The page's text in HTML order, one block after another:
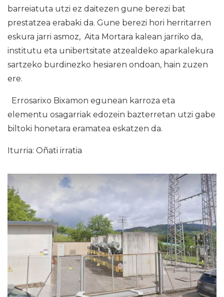
barreiatuta utzi ez daitezen gune berezi bat
prestatzea erabaki da. Gune berezi hori herritarren
eskura jarri asmoz, Aita Mortara kalean jarriko da,
institutu eta unibertsitate atzealdeko aparkalekura
sartzeko burdinezko hesiaren ondoan, hain zuzen
ere.
Errosarixo Bixamon egunean karroza eta
elementu osagarriak edozein bazterretan utzi gabe
biltoki honetara eramatea eskatzen da.
Iturria: Oñati irratia